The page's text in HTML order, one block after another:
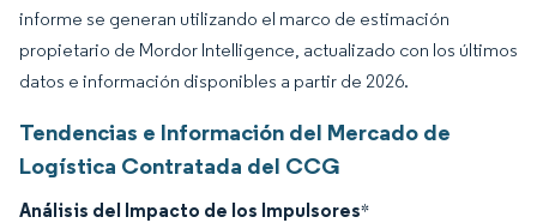
informe se generan utilizando el marco de estimación
propietario de Mordor Intelligence, actualizado con los últimos
datos e información disponibles a partir de 2026.
Tendencias e Información del Mercado de
Logística Contratada del CCG
Análisis del Impacto de los Impulsores*